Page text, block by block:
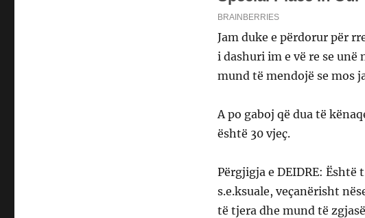
Jam duke e përdorur për
i dashuri im e vë re se unë
mund të mendojë se mos
A po gaboj që dua të
është 30 vjeç.
Përgjigja e DEIDRE:
s.e.ksuale, veçanërisht
të tjera dhe mund të